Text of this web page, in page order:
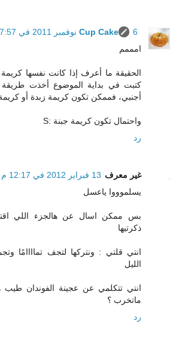
Cup Cake
6 نوفمبر 2011 في 7:57 م
امممم
الحقيقة ما أعرف إذا كانت نفسها كريمة
كتبت في بداية الموضوع أخذت
أجنبي، فممكن تكون كريمة زبدة أو
واحتمال تكون كريمة جبنة :S
رد
غير معرف 13 فبراير 2012 في 12:17 م
يسلموووا ياعسل
بس ممكن اسال عن هالجزء اللي
ذكرتيها
انتي قلتي : ونتركها لتجف تماااامًا
الليل
انتي تتكلمي عن عجينة الفوندان طيب
ماتخرب ؟
رد